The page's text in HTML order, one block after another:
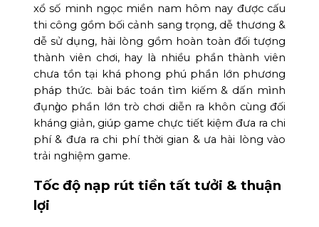
xổ số minh ngọc miền nam hôm nay được cấu
thi công gồm bối cảnh sang trọng, dễ thương &
dễ sử dụng, hài lòng gồm hoàn toàn đối tượng
thành viên chơi, hay là nhiều phần thành viên
chưa tồn tại khá phong phú phần lớn phương
pháp thức. bài bác toán tìm kiếm & dấn mình
đụng̀o phần lớn trò chơi diễn ra khôn cùng đối
kháng giản, giúp game chực tiết kiệm đưa ra chi
phí & đưa ra chi phí thời gian & ưa hài lòng vào
trải nghiệm game.
Tốc độ nạp rút tiền tất tưởi & thuận
lợi